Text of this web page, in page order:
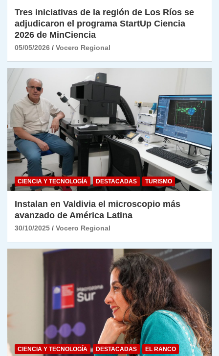
Tres iniciativas de la región de Los Ríos se
adjudicaron el programa StartUp Ciencia
2026 de MinCiencia
05/05/2026 Vocero Regional
CIENCIA Y TECNOLOGÍA DESTACADAS TURISMO
Instalan en Valdivia el microscopio más
avanzado de América Latina
30/10/2025 Vocero Regional
CIENCIA Y TECNOLOGÍA DESTACADAS EL RANCO